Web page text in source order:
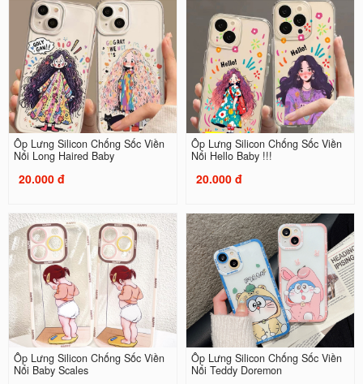
Ốp Lưng Silicon Chống Sốc Viền
Nổi Long Haired Baby
20.000 đ
Ốp Lưng Silicon Chống Sốc Viền
Nổi Hello Baby !!!
20.000 đ
Ốp Lưng Silicon Chống Sốc Viền
Nổi Baby Scales
Ốp Lưng Silicon Chống Sốc Viền
Nổi Teddy Doremon